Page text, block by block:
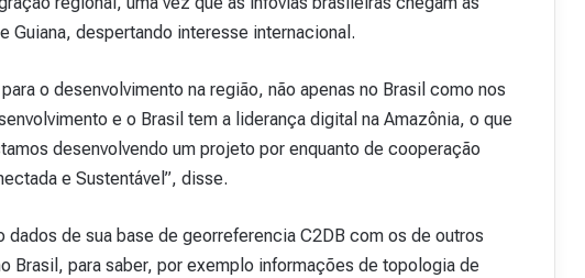
Guiana, despertando interesse internacional.
o desenvolvimento na região, não apenas no Brasil como nos
e o Brasil tem a liderança digital na Amazônia, o que
desenvolvendo um projeto por enquanto de cooperação
e Sustentável”, disse.
dados de sua base de georreferencia C2DB com os de outros
Brasil, para saber, por exemplo informações de topologia de